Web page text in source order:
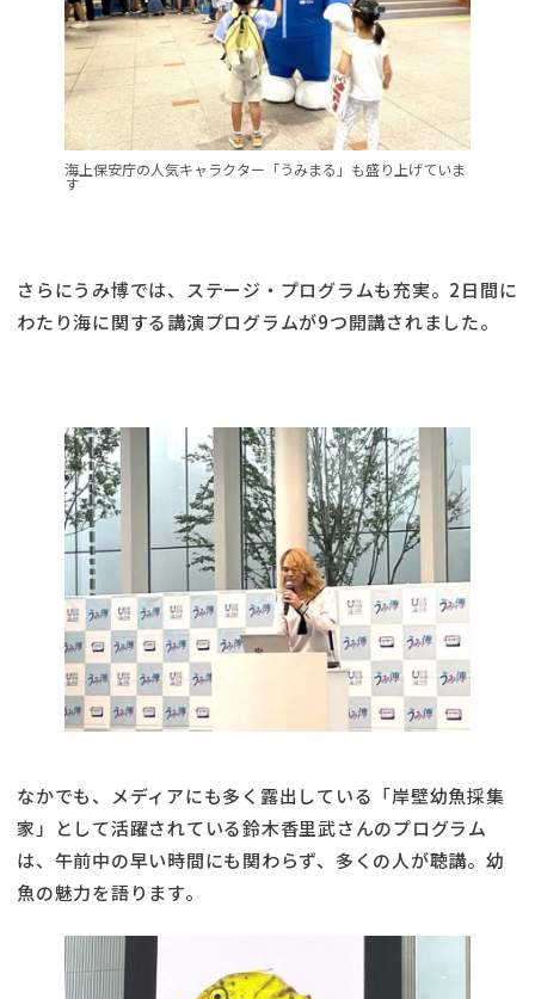
海上保安庁の人気キャラクター「うみまる」も盛り上げていま
す
さらにうみ博では、ステージ・プログラムも充実。2日間に
わたり海に関する講演プログラムが9つ開講されました。
なかでも、メディアにも多く露出している「岸壁幼魚採集
家」として活躍されている鈴木香里武さんのプログラム
は、午前中の早い時間にも関わらず、多くの人が聴講。幼
魚の魅力を語ります。